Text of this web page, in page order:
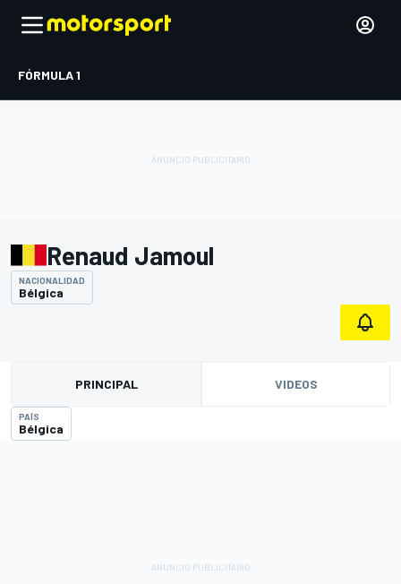
FÓRMULA 1
Renaud Jamoul
NACIONALIDAD
Bélgica
PRINCIPAL VIDEOS
PAÍS
Bélgica